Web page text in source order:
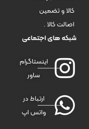
کالا و تضمین
اصالت کالا .
شبکه های اجتماعی
اینستاگرام
ساور
ارتباط در
واتس اپ